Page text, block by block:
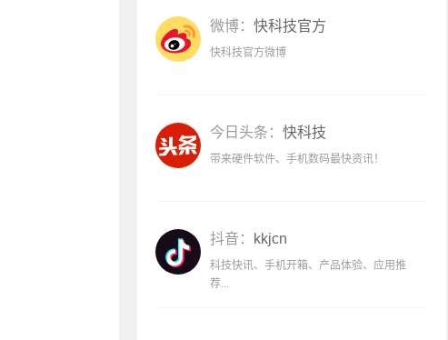
微博： 快科技官方
快科技官方微博
今日头条： 快科技
带来硬件软件、手机数码最快资讯！
抖音： kkjcn
科技快讯、手机开箱、产品体验、应用推
荐...